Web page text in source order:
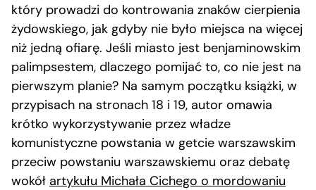
który prowadzi do kontrowania znaków cierpienia
żydowskiego, jak gdyby nie było miejsca na więcej
niż jedną ofiarę. Jeśli miasto jest benjaminowskim
palimpsestem, dlaczego pomijać to, co nie jest na
pierwszym planie? Na samym początku książki, w
przypisach na stronach 18 i 19, autor omawia
krótko wykorzystywanie przez władze
komunistyczne powstania w getcie warszawskim
przeciw powstaniu warszawskiemu oraz debatę
wokół artykułu Michała Cichego o mordowaniu